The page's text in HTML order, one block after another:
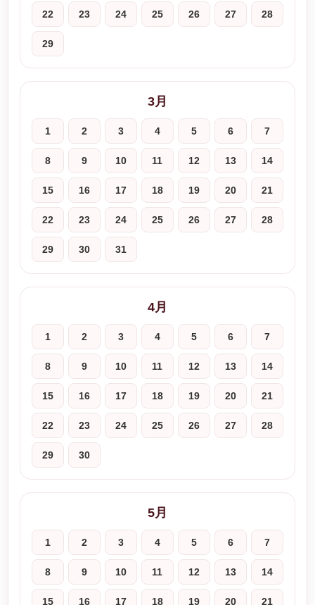
22 23 24 25 26 27 28
29
3月
1 2 3 4 5 6 7
8 9 10 11 12 13 14
15 16 17 18 19 20 21
22 23 24 25 26 27 28
29 30 31
4月
1 2 3 4 5 6 7
8 9 10 11 12 13 14
15 16 17 18 19 20 21
22 23 24 25 26 27 28
29 30
5月
1 2 3 4 5 6 7
8 9 10 11 12 13 14
15 16 17 18 19 20 21